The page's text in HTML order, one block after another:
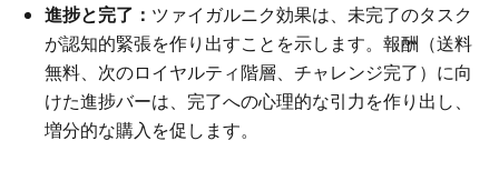
進捗と完了： ツァイガルニク効果は、未完了のタスク
が認知的緊張を作り出すことを示します。報酬（送料
無料、次のロイヤルティ階層、チャレンジ完了）に向
けた進捗バーは、完了への心理的な引力を作り出し、
増分的な購入を促します。